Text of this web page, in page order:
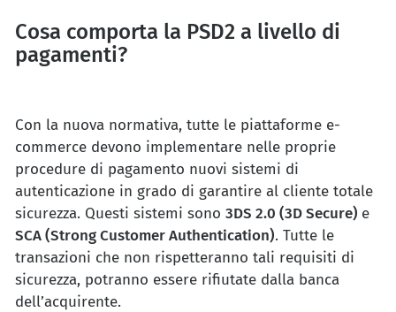
Cosa comporta la PSD2 a livello di
pagamenti?
Con la nuova normativa, tutte le piattaforme e-
commerce devono implementare nelle proprie
procedure di pagamento nuovi sistemi di
autenticazione in grado di garantire al cliente totale
sicurezza. Questi sistemi sono 3DS 2.0 (3D Secure) e
SCA(Strong Customer Authentication). Tutte le
transazioni che non rispetteranno tali requisiti di
sicurezza, potranno essere rifiutate dalla banca
dell’acquirente.